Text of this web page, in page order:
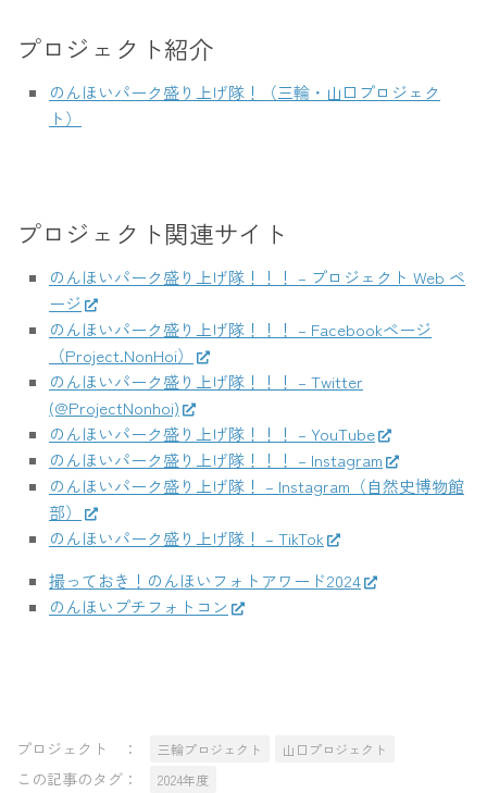
プロジェクト紹介
のんほいパーク盛り上げ隊！（三輪・山口プロジェク
ト）
プロジェクト関連サイト
のんほいパーク盛り上げ隊！！！ – プロジェクト Web ペ
ージ
のんほいパーク盛り上げ隊！！！ – Facebookページ
（Project.NonHoi）
のんほいパーク盛り上げ隊！！！ – Twitter
(@ProjectNonhoi)
のんほいパーク盛り上げ隊！！！ – YouTube
のんほいパーク盛り上げ隊！！！ – Instagram
のんほいパーク盛り上げ隊！ – Instagram（自然史博物館
部）
のんほいパーク盛り上げ隊！ – TikTok
撮っておき！のんほいフォトアワード2024
のんほいプチフォトコン
プロジェクト ： 三輪プロジェクト 山口プロジェクト
この記事のタグ： 2024年度